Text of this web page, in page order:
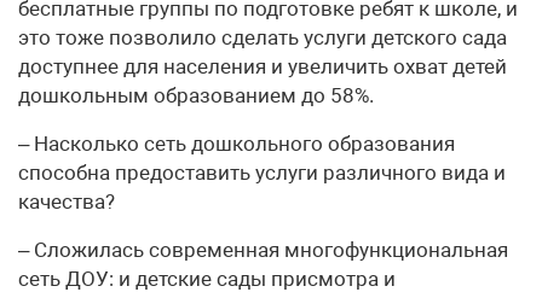
бесплатные группы по подготовке ребят к школе, и
это тоже позволило сделать услуги детского сада
доступнее для населения и увеличить охват детей
дошкольным образованием до 58%.
– Насколько сеть дошкольного образования
способна предоставить услуги различного вида и
качества?
– Сложилась современная многофункциональная
сеть ДОУ: и детские сады присмотра и